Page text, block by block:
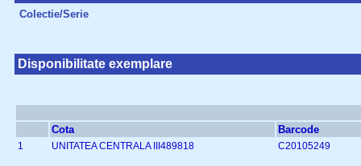
Colectie/Serie
Disponibilitate exemplare
Cota Barcode
1 UNITATEA CENTRALA III489818 C20105249